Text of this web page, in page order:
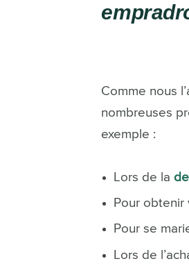
Comme nous
nombreuses
exemple :
Lors de la
Pour obtenir
Pour se
Lors de